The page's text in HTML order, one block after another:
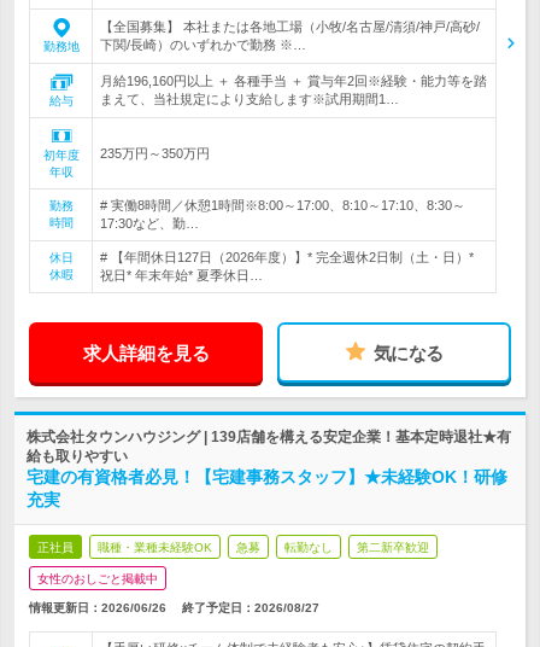
勤務地
【全国募集】 本社または各地工場（小牧/名古屋/清須/神戸/高砂/
下関/長崎）のいずれかで勤務 ※…
給与
月給196,160円以上 ＋ 各種手当 ＋ 賞与年2回※経験・能力等を踏
まえて、当社規定により支給します※試用期間1…
初年度
年収
235万円～350万円
勤務
時間
# 実働8時間／休憩1時間※8:00～17:00、8:10～17:10、8:30～
17:30など、勤…
休日
休暇
# 【年間休日127日（2026年度）】* 完全週休2日制（土・日）*
祝日* 年末年始* 夏季休日…
求人詳細を見る 気になる
株式会社タウンハウジング | 139店舗を構える安定企業！基本定時退社★有
給も取りやすい
宅建の有資格者必見！【宅建事務スタッフ】★未経験OK！研修
充実
正社員 職種・業種未経験OK 急募 転勤なし 第二新卒歓迎
女性のおしごと掲載中
情報更新日：2026/06/26 終了予定日： 2026/08/27